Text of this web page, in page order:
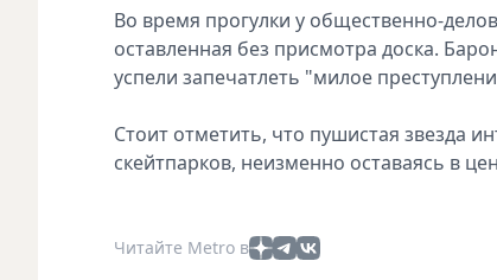
Во время прогулки у общественно-
оставленная без присмотра доска.
успели запечатлеть "милое
Стоит отметить, что пушистая звезда
скейтпарков, неизменно оставаясь в
Читайте Metro в